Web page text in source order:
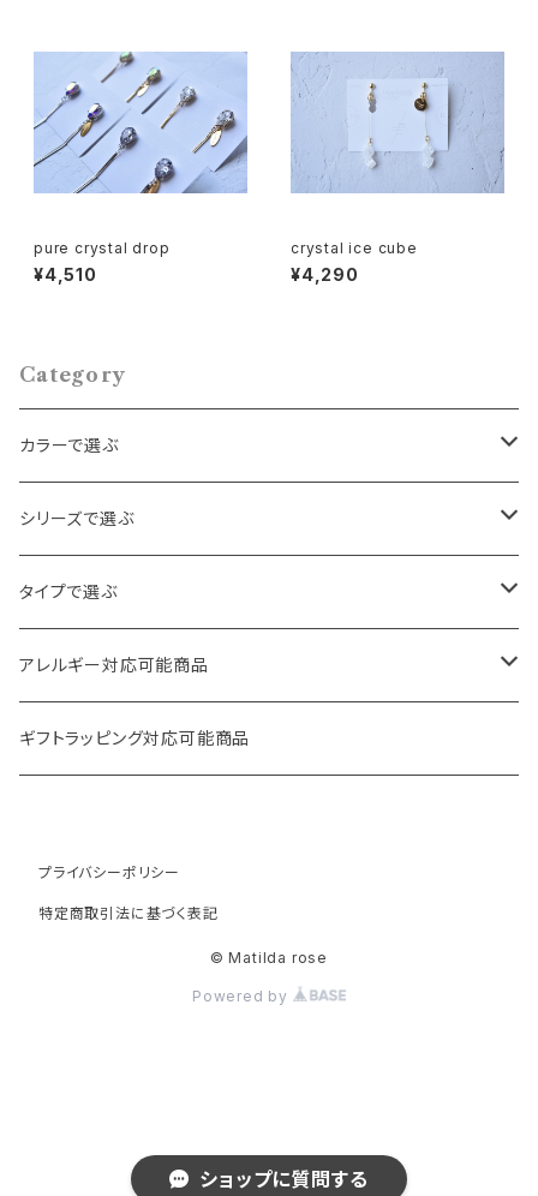
ショップに質問する
pure crystal drop
¥4,510
crystal ice cube
¥4,290
Category
カラーで選ぶ
ゴールド
シルバー
クリア
その他
シリーズで選ぶ
パール・ビーズ
天然石・スワロフスキー
フラワー・ハート
月・星
タイプで選ぶ
ロング
ボリューム
華奢
アレルギー対応可能商品
ピアス
ギフトラッピング対応可能商品
プライバシーポリシー
特定商取引法に基づく表記
© Matilda rose
Powered by